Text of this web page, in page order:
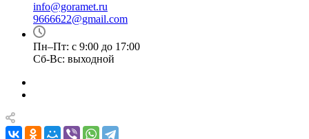
info@goramet.ru
9666622@gmail.com
Пн–Пт: с 9:00 до 17:00
Сб-Вс: выходной